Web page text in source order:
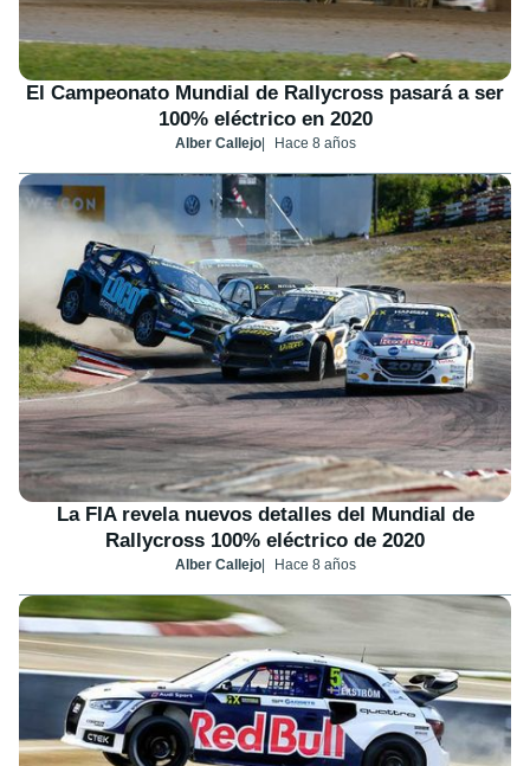
El Campeonato Mundial de Rallycross pasará a ser
100% eléctrico en 2020
Alber Callejo Hace 8 años
La FIA revela nuevos detalles del Mundial de
Rallycross 100% eléctrico de 2020
Alber Callejo Hace 8 años